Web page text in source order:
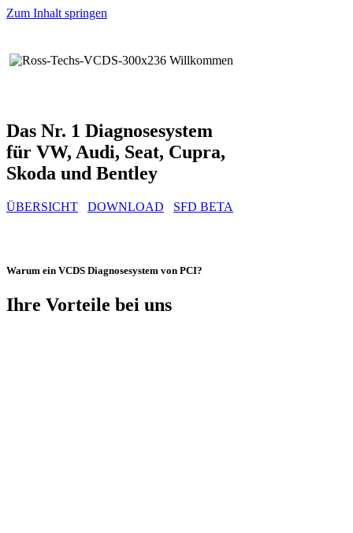
Zum Inhalt springen
Das Nr. 1 Diagnosesystem
für VW, Audi, Seat, Cupra,
Skoda und Bentley
ÜBERSICHT DOWNLOAD SFD BETA
Warum ein VCDS Diagnosesystem von PCI?
Ihre Vorteile bei uns